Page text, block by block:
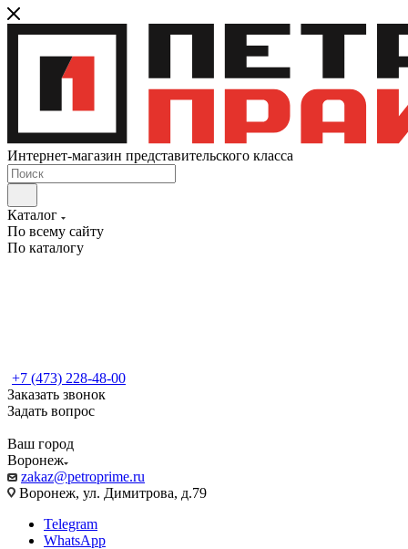
Интернет-магазин представительского класса
Каталог
По всему сайту
По каталогу
+7 (473) 228-48-00
Заказать звонок
Задать вопрос
Ваш город
Воронеж
zakaz@petroprime.ru
Воронеж, ул. Димитрова, д.79
Telegram
WhatsApp